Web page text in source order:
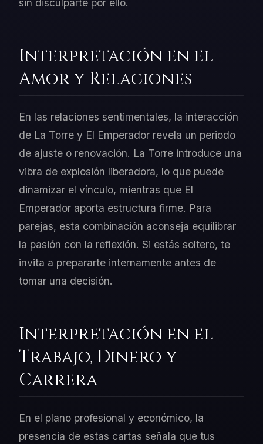
sin disculparte por ello.
Interpretación en el
Amor y Relaciones
En las relaciones sentimentales, la interacción
de La Torre y El Emperador revela un periodo
de ajuste o renovación. La Torre introduce una
vibra de explosión liberadora, lo que puede
dinamizar el vínculo, mientras que El
Emperador aporta estructura firme. Para
parejas, esta combinación aconseja equilibrar
la pasión con la reflexión. Si estás soltero, te
invita a prepararte internamente antes de
tomar una decisión.
Interpretación en el
Trabajo, Dinero y
Carrera
En el plano profesional y económico, la
presencia de estas cartas señala que tus